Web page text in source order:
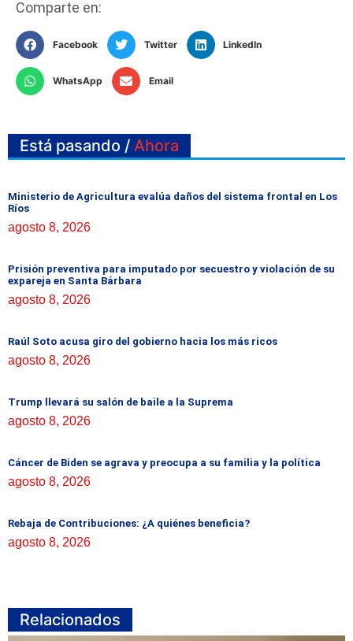
Comparte en:
Facebook Twitter LinkedIn
WhatsApp Email
Está pasando / Ahora
Ministerio de Agricultura evalúa daños del sistema frontal en Los
Ríos
agosto 8, 2026
Prisión preventiva para imputado por secuestro y violación de su
expareja en Santa Bárbara
agosto 8, 2026
Raúl Soto acusa giro del gobierno hacia los más ricos
agosto 8, 2026
Trump llevará su salón de baile a la Suprema
agosto 8, 2026
Cáncer de Biden se agrava y preocupa a su familia y la política
agosto 8, 2026
Rebaja de Contribuciones: ¿A quiénes beneficia?
agosto 8, 2026
Relacionados